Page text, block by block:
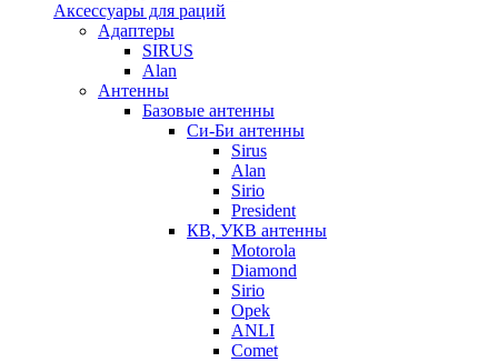
Аксессуары для раций
Адаптеры
SIRUS
Alan
Антенны
Базовые антенны
Си-Би антенны
Sirus
Alan
Sirio
President
КВ, УКВ антенны
Motorola
Diamond
Sirio
Opek
ANLI
Comet